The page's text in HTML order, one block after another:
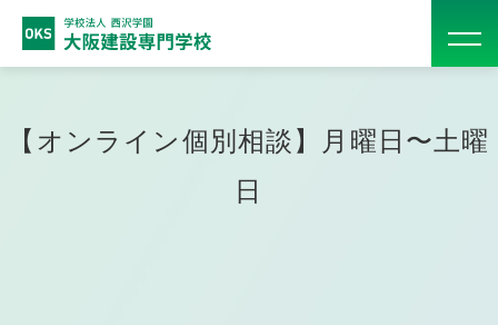
【オンライン個別相談】月曜日〜土曜
日